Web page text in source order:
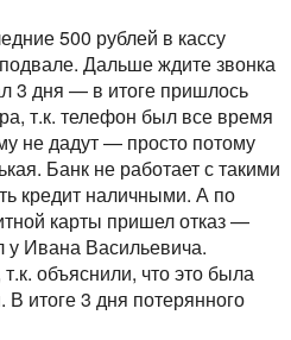
500 рублей в кассу
Дальше ждите звонка
3 дня — в итоге пришлось
т.к. телефон был все время
не дадут — просто потому
Банк не работает с такими
кредит наличными. А по
карты пришел отказ —
Ивана Васильевича.
объяснили, что это была
В итоге 3 дня потерянного